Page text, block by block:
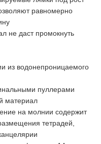
равномерно
не даст промокнуть
из водонепроницаемого
пуллерами
материал
на молнии содержит
тетрадей,